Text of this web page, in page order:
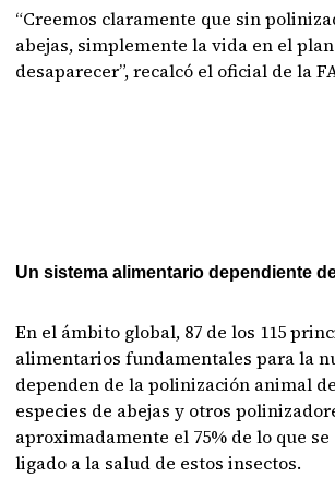
“Creemos claramente que sin
abejas, simplemente la vida en el
desaparecer”, recalcó el oficial de la
Un sistema alimentario dependiente
En el ámbito global, 87 de los 115
alimentarios fundamentales para la
dependen de la polinización animal de
especies de abejas y otros
aproximadamente el 75% de lo que
ligado a la salud de estos insectos.